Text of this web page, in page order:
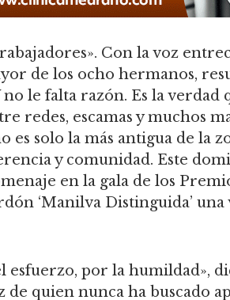
Con la voz
de los ocho hermanos,
le falta razón. Es la verdad
redes, escamas y muchos
es solo la más antigua de la
y comunidad. Este
en la gala de los
‘Manilva Distinguida’
esfuerzo, por la humildad»,
quien nunca ha buscado